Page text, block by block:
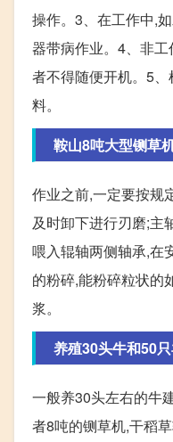
操作。3、在工作中,
器带病作业。4、非
者不得随便开机。5
料。
鞍山8吨大型铡草
作业之前,一定要按规
及时卸下进行刃磨;主
喂入辊轴两侧轴承,在
的粉碎,能粉碎粒状的
浆。
养殖30头牛和50
一般养30头左右的牛
者8吨的铡草机,干稻